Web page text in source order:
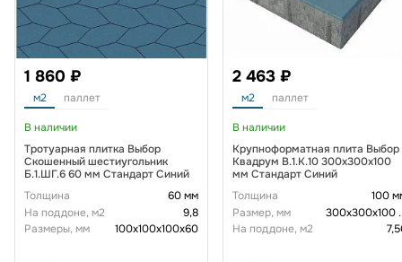
1 860 ₽
м2 паллет
В наличии
Тротуарная плитка Выбор
Скошенный шестиугольник
Б.1.ШГ.6 60 мм Стандарт Синий
Толщина
60 мм
На поддоне, м2
9,8
Размеры, мм
100х100х100х60
2 463 ₽
м2 паллет
В наличии
Крупноформатная плита Выбор
Квадрум В.1.К.10 300х300х100
мм Стандарт Синий
Толщина
100
Размер, мм
300х300х100
На поддоне, м2